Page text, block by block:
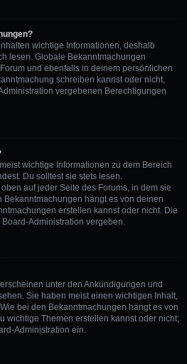
wichtige Informationen, deshalb
lesen. Globale Bekanntmachungen
und ebenfalls in deinem persönlichen
schreiben kannst oder nicht,
vergebenen Berechtigungen
wichtige Informationen zu dem Bereich
Du solltest sie stets lesen.
auf jeder Seite des Forums, in dem sie
hängt es von deinen
erstellen kannst oder nicht. Die
Administration vergeben.
unter den Ankündigungen und
Sie haben meist einen wichtigen Inhalt,
bei den Bekanntmachungen hängt es von
wichtige Themen erstellen kannst oder nicht;
Administration ein.